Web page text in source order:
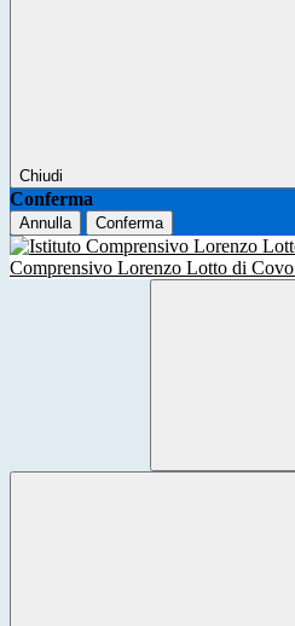
Chiudi
Conferma
Annulla Conferma
Comprensivo Lorenzo Lotto di Covo